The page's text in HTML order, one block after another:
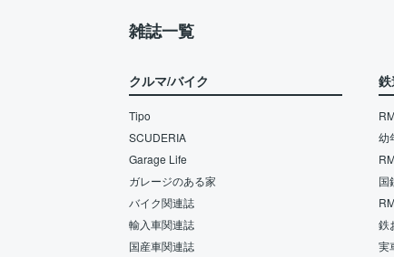
雑誌一覧
クルマ/バイク
Tipo
SCUDERIA
Garage Life
ガレージのある家
バイク関連誌
輸入車関連誌
国産車関連誌
幼
国
鉄
実